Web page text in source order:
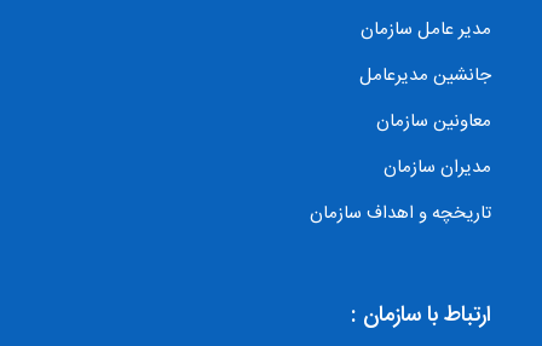
مدیر عامل سازمان
جانشین مدیرعامل
معاونین سازمان
مدیران سازمان
تاریخچه و اهداف سازمان
ارتباط با سازمان :